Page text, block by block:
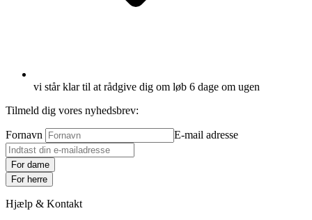
vi står klar til at rådgive dig om løb 6 dage om ugen
Tilmeld dig vores nyhedsbrev:
Fornavn E-mail adresse
For dame
For herre
Hjælp & Kontakt